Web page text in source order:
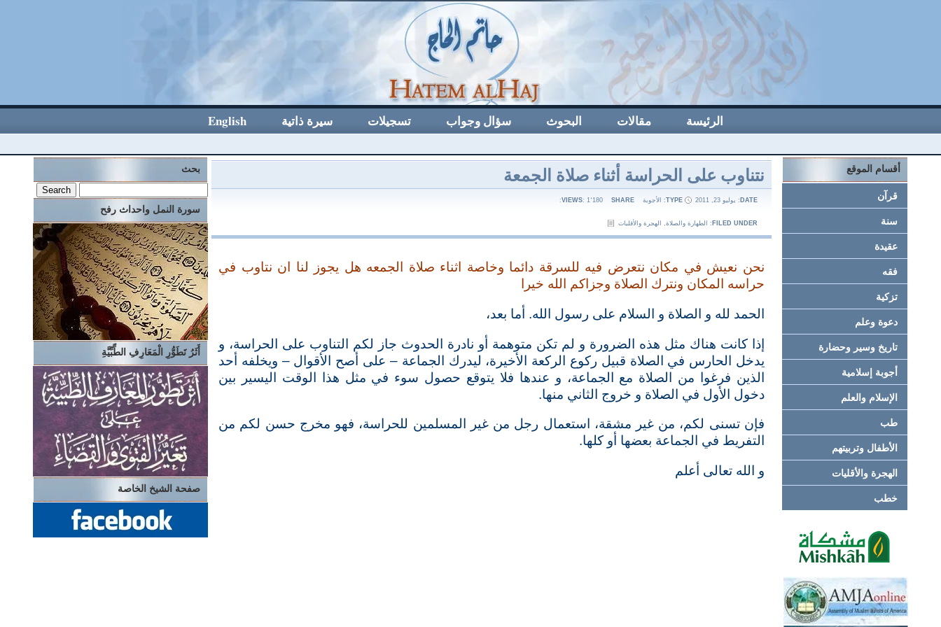
English سيرة ذاتية تسجيلات سؤال وجواب البحوث مقالات الرئيسة
بحث
سورة النمل واحداث رفح
أَثَرُ تَطَوُّرِ الْمَعَارِفِ الطِّبِّيَّةِ
صفحة الشيخ الخاصة
نتناوب على الحراسة أثناء صلاة الجمعة
DATE : يوليو 23, 2011 TYPE
: الأجوبة VIEWS: 1٬180 SHARE
:
FILED UNDER
: الطهارة والصلاة, الهجرة والأقليات
نحن نعيش في مكان نتعرض فيه للسرقة دائما وخاصة اثناء صلاة الجمعه هل يجوز لنا ان نتاوب في
حراسه المكان ونترك الصلاة وجزاكم الله خيرا
الحمد لله و الصلاة و السلام على رسول الله. أما بعد،
إذا كانت هناك مثل هذه الضرورة و لم تكن متوهمة أو نادرة الحدوث جاز لكم التناوب على الحراسة، و
يدخل الحارس في الصلاة قبيل ركوع الركعة الأخيرة، ليدرك الجماعة – على أصح الأقوال – ويخلفه أحد
الذين فرغوا من الصلاة مع الجماعة، و عندها فلا يتوقع حصول سوء في مثل هذا الوقت اليسير بين
دخول الأول في الصلاة و خروج الثاني منها.
فإن تسنى لكم، من غير مشقة، استعمال رجل من غير المسلمين للحراسة، فهو مخرج حسن لكم من
التفريط في الجماعة بعضها أو كلها.
و الله تعالى أعلم
أقسام الموقع
قرآن
سنة
عقيدة
فقه
تزكية
دعوة وعلم
تاريخ وسير وحضارة
أجوبة إسلامية
الإسلام والعلم
طب
الأطفال وتربيتهم
الهجرة والأقليات
خطب